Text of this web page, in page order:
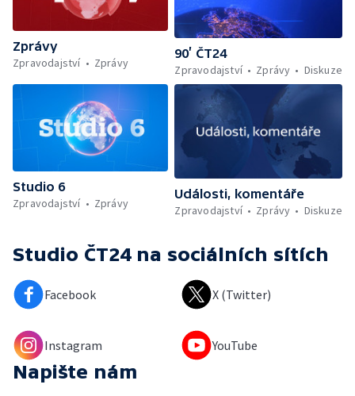
Zprávy
Zpravodajství
Zprávy
90’ ČT24
Zpravodajství
Zprávy Diskuze
Studio 6
Zpravodajství
Zprávy
Události, komentáře
Zpravodajství
Zprávy Diskuze
Studio ČT24 na sociálních sítích
Facebook X (Twitter)
Instagram YouTube
Napište nám